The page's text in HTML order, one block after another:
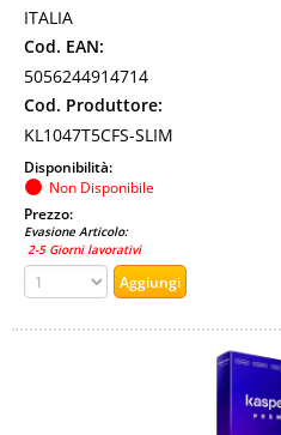
ITALIA
Cod. EAN:
5056244914714
Cod. Produttore:
KL1047T5CFS-SLIM
Disponibilità:
Non Disponibile
Prezzo:
Evasione Articolo:
2-5 Giorni lavorativi